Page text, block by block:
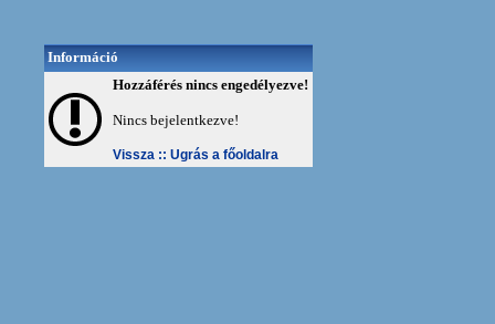
Információ
Hozzáférés nincs engedélyezve!
Nincs bejelentkezve!
Vissza :: Ugrás a főoldalra